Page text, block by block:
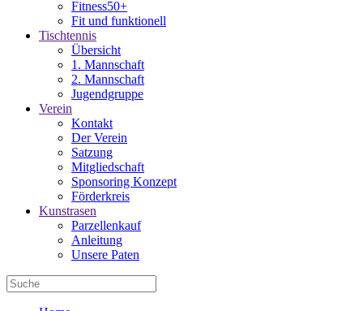
Fitness50+
Fit und funktionell
Tischtennis
Übersicht
1. Mannschaft
2. Mannschaft
Jugendgruppe
Verein
Kontakt
Der Verein
Satzung
Mitgliedschaft
Sponsoring Konzept
Förderkreis
Kunstrasen
Parzellenkauf
Anleitung
Unsere Paten